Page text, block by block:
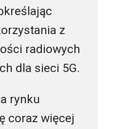
z
radiowych
dla sieci 5G.
rynku
coraz więcej